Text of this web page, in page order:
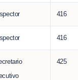
416
416
425